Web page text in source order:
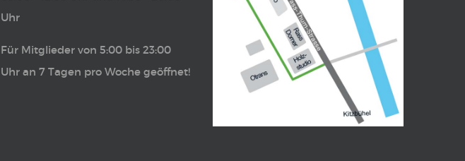
Uhr
Für Mitglieder von 5:00 bis 23:00
Uhr an 7 Tagen pro Woche geöffnet!